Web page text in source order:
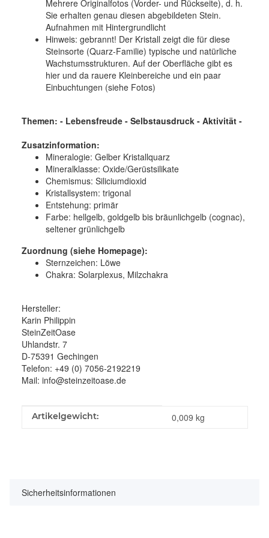
Mehrere Originalfotos (Vorder- und Rückseite), d. h.
Sie erhalten genau diesen abgebildeten Stein.
Aufnahmen mit Hintergrundlicht
Hinweis: gebrannt! Der Kristall zeigt die für diese
Steinsorte (Quarz-Familie) typische und natürliche
Wachstumsstrukturen. Auf der Oberfläche gibt es
hier und da rauere Kleinbereiche und ein paar
Einbuchtungen (siehe Fotos)
Themen: - Lebensfreude - Selbstausdruck - Aktivität -
Zusatzinformation:
Mineralogie: Gelber Kristallquarz
Mineralklasse: Oxide/Gerüstsilikate
Chemismus: Siliciumdioxid
Kristallsystem: trigonal
Entstehung: primär
Farbe: hellgelb, goldgelb bis bräunlichgelb (cognac),
seltener grünlichgelb
Zuordnung (siehe Homepage):
Sternzeichen: Löwe
Chakra: Solarplexus, Milzchakra
Hersteller:
Karin Philippin
SteinZeitOase
Uhlandstr. 7
D-75391 Gechingen
Telefon: +49 (0) 7056-2192219
Mail: info@steinzeitoase.de
Produkteigenschaft
Wert
Artikelgewicht: 0,009 kg
Sicherheitsinformationen